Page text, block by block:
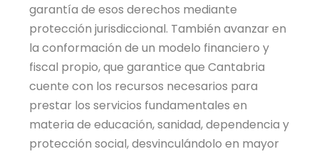
garantía de esos derechos mediante
protección jurisdiccional. También avanzar en
la conformación de un modelo financiero y
fiscal propio, que garantice que Cantabria
cuente con los recursos necesarios para
prestar los servicios fundamentales en
materia de educación, sanidad, dependencia y
protección social, desvinculándolo en mayor